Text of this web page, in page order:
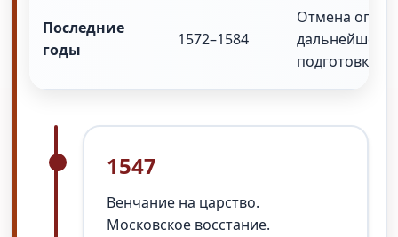
Последние
годы
1572–1584
Отмена
дальнейшее
подготовка к
1547
Венчание на царство.
Московское восстание.